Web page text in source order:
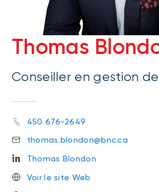
Thomas
Conseiller en gestion
450 676-2649
thomas.blondon@bnc.ca
Thomas Blondon
Voir le site Web